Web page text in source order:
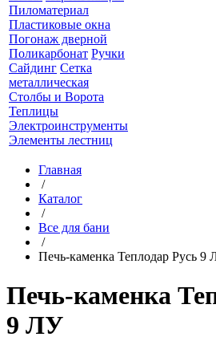
Пиломатериал
Пластиковые окна
Погонаж дверной
Поликарбонат Ручки
Сайдинг Сетка
металлическая
Столбы и Ворота
Теплицы
Электроинструменты
Элементы лестниц
Главная
/
Каталог
/
Все для бани
/
Печь-каменка Теплодар Русь 9
Печь-каменка
9 ЛУ